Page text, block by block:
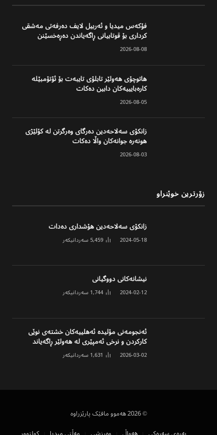
فۆکەس میدیا و ئەربیل لایف دەرفەتی مەشقی
کرداری بۆ قوتابیانی ڕاگەیاندن دەڕەخسێنن
2026-08-08
هاتوچۆی هەولێر تابلۆی تایبەت بۆ ئۆتۆمبێلە
کارەبایییەکان دابین دەکات
2026-08-05
زانکۆی سەلاحەدین دەرگای وەرگرتن لە کۆلێژی
هونەرە جوانەکان واڵا دەکات
2026-08-03
زۆرترین خوێنراو
زانکۆی سەلاحەدین هۆشداری دەدات
2024-05-18
5,459 سەردانیکەر
نیشانەکانی دووگیانی
2024-02-12
1,744 سەردانیکەر
ئەنجومەنی مۆلیدە ئەهلییەکان خشتەی نوێی
کارکردن و نرخی ئەمپێری لە هەولێر ڕاگەیاند
2026-03-02
1,631 سەردانیکەر
© 2026 هەموو مافێک پارێزراوە